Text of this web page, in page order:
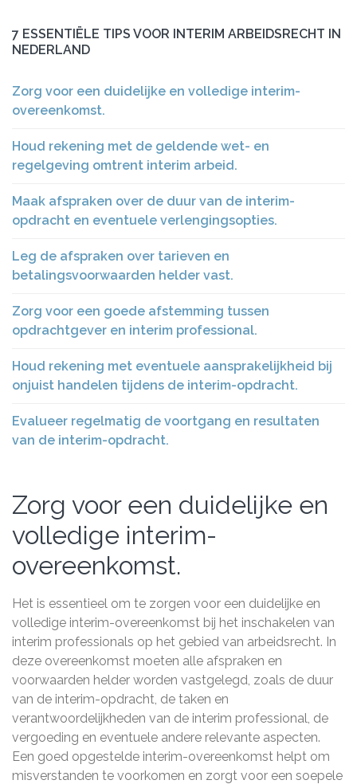
7 ESSENTIËLE TIPS VOOR INTERIM ARBEIDSRECHT IN
NEDERLAND
Zorg voor een duidelijke en volledige interim-
overeenkomst.
Houd rekening met de geldende wet- en
regelgeving omtrent interim arbeid.
Maak afspraken over de duur van de interim-
opdracht en eventuele verlengingsopties.
Leg de afspraken over tarieven en
betalingsvoorwaarden helder vast.
Zorg voor een goede afstemming tussen
opdrachtgever en interim professional.
Houd rekening met eventuele aansprakelijkheid bij
onjuist handelen tijdens de interim-opdracht.
Evalueer regelmatig de voortgang en resultaten
van de interim-opdracht.
Zorg voor een duidelijke en
volledige interim-
overeenkomst.
Het is essentieel om te zorgen voor een duidelijke en
volledige interim-overeenkomst bij het inschakelen van
interim professionals op het gebied van arbeidsrecht. In
deze overeenkomst moeten alle afspraken en
voorwaarden helder worden vastgelegd, zoals de duur
van de interim-opdracht, de taken en
verantwoordelijkheden van de interim professional, de
vergoeding en eventuele andere relevante aspecten.
Een goed opgestelde interim-overeenkomst helpt om
misverstanden te voorkomen en zorgt voor een soepele